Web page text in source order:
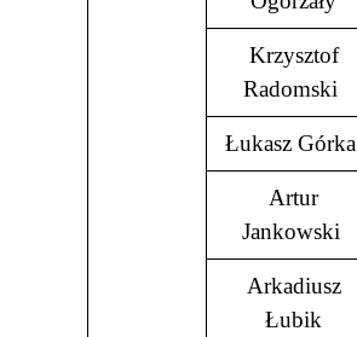
Krzysztof
Radomski
Łukasz Górka
Artur
Jankowski
Arkadiusz
Łubik